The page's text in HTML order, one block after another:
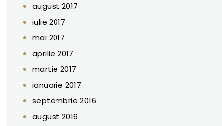
august 2017
iulie 2017
mai 2017
aprilie 2017
martie 2017
ianuarie 2017
septembrie 2016
august 2016